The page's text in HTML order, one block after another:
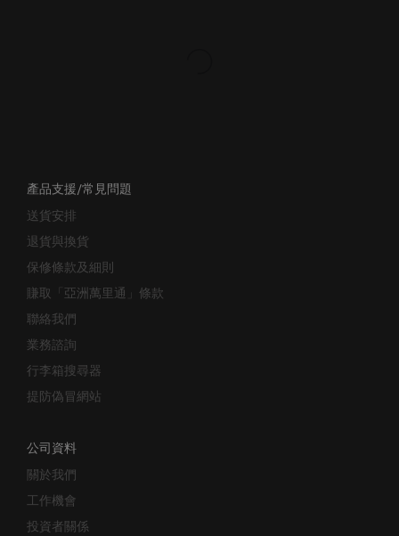
產品支援/常見問題
送貨安排
退貨與換貨
保修條款及細則
賺取「亞洲萬里通」條款
聯絡我們
業務諮詢
行李箱搜尋器
提防偽冒網站
公司資料
關於我們
工作機會
投資者關係